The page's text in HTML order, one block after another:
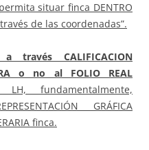
situar finca DENTRO
de las coordenadas”.
a través CALIFICACION
o no al FOLIO REAL
fundamentalmente,
GRÁFICA
finca.